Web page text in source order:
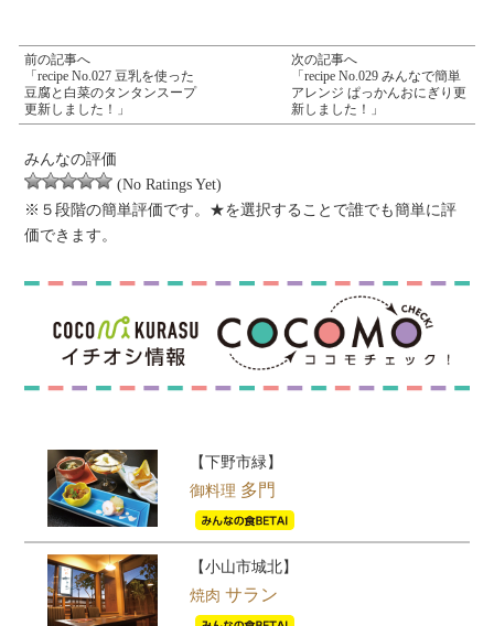
前の記事へ
「recipe No.027 豆乳を使った
豆腐と白菜のタンタンスープ
更新しました！」
次の記事へ
「recipe No.029 みんなで簡単
アレンジ ぱっかんおにぎり更
新しました！」
みんなの評価
(No Ratings Yet)
※５段階の簡単評価です。★を選択することで誰でも簡単に評
価できます。